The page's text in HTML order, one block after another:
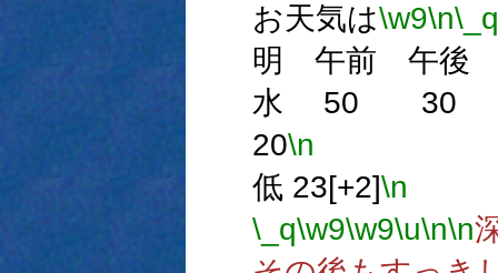
お天気は\w9\n\_q
明 午前 午後
水 50
20\n
低 23[+2]\n
\_q\w9\w9\u\n\n